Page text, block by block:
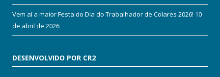
Vem aí a maior Festa do Dia do Trabalhador de Colares 2026! 10
de abril de 2026
DESENVOLVIDO POR CR2